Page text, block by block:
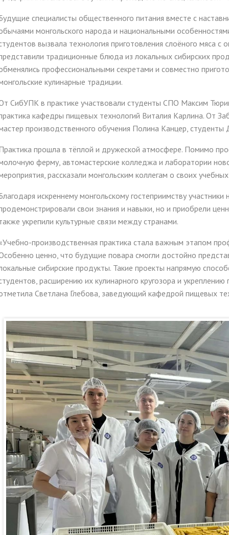
специалисты общественного питания вместе с
монгольского народа и национальными
вызвала технология приготовления слоёного мяса
традиционные блюда из локальных сибирских
профессиональными секретами и совместно
кулинарные традиции.
СибУПК в практике участвовали студенты СПО Максим
кафедры пищевых технологий Виталия Карлина. От
производственного обучения Полина Канцер,
прошла в тёплой и дружеской атмосфере. Помимо
ферму, автомастерские колледжа и лаборатории
рассказали монгольским коллегам о своих
искреннему монгольскому гостеприимству
свои знания и навыки, но и приобрели
укрепили культурные связи между странами.
производственная практика стала важным этапом
ценно, что будущие повара смогли достойно
сибирские продукты. Такие проекты напрямую
расширению их кулинарного кругозора и
Светлана Глебова, заведующий кафедрой пищевых